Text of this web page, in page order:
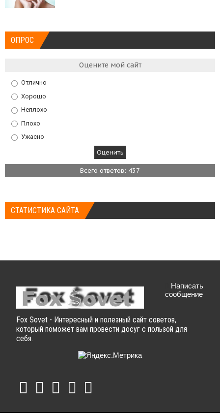
ОПРОС
Оцените мой сайт
Отлично
Хорошо
Неплохо
Плохо
Ужасно
Всего ответов: 437
СТАТИСТИКА САЙТА
Fox Sovet - Интересный и полезный сайт советов,
который поможет вам провести досуг с пользой для
себя.
Написать
сообщение